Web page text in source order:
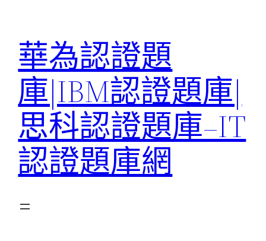
華為認證題
庫|IBM認證題庫|
思科認證題庫–IT
認證題庫網